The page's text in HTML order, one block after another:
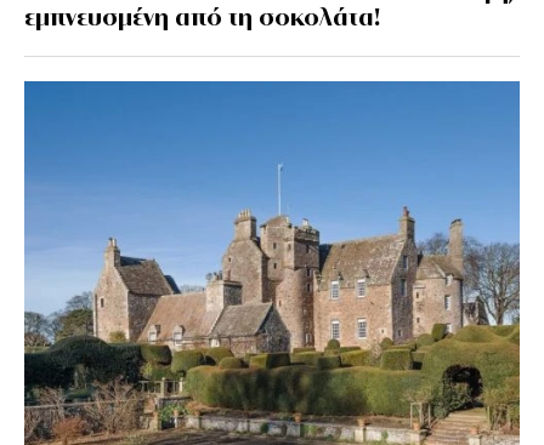
εμπνευσμένη από τη σοκολάτα!